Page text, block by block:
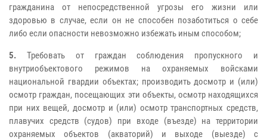
гражданина от непосредственной угрозы его жизни или
здоровью в случае, если он не способен позаботиться о себе
либо если опасности невозможно избежать иным способом;
5. Требовать от граждан соблюдения пропускного и
внутриобъектового режимов на охраняемых войсками
национальной гвардии объектах; производить досмотр и (или)
осмотр граждан, посещающих эти объекты, осмотр находящихся
при них вещей, досмотр и (или) осмотр транспортных средств,
плавучих средств (судов) при входе (въезде) на территории
охраняемых объектов (акваторий) и выходе (выезде) с